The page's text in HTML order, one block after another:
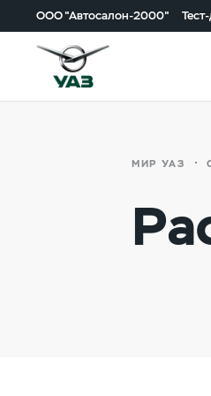
ООО "Автосалон-2000"
МИР УАЗ